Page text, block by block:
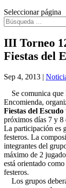
Seleccionar página
III Torneo
Fiestas del
Sep 4, 2013 |
Se comunica que
Encomienda,
Fiestas del
próximos días 7 y 8
La participación es
festeros. La
integrantes del
máximo de 2
está orientado
festeros.
Los grupos